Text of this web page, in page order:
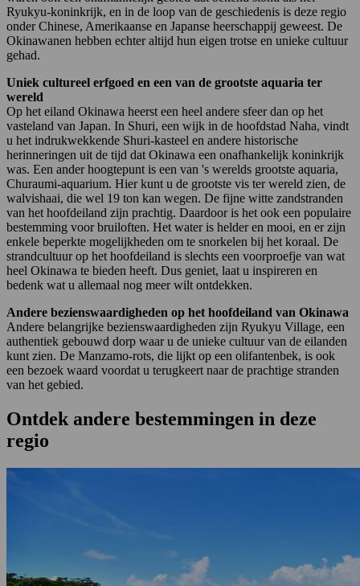
Ryukyu-koninkrijk, en in de loop van de geschiedenis is deze regio
onder Chinese, Amerikaanse en Japanse heerschappij geweest. De
Okinawanen hebben echter altijd hun eigen trotse en unieke cultuur
gehad.
Uniek cultureel erfgoed en een van de grootste aquaria ter
wereld
Op het eiland Okinawa heerst een heel andere sfeer dan op het
vasteland van Japan. In Shuri, een wijk in de hoofdstad Naha, vindt
u het indrukwekkende Shuri-kasteel en andere historische
herinneringen uit de tijd dat Okinawa een onafhankelijk koninkrijk
was. Een ander hoogtepunt is een van 's werelds grootste aquaria,
Churaumi-aquarium. Hier kunt u de grootste vis ter wereld zien, de
walvishaai, die wel 19 ton kan wegen. De fijne witte zandstranden
van het hoofdeiland zijn prachtig. Daardoor is het ook een populaire
bestemming voor bruiloften. Het water is helder en mooi, en er zijn
enkele beperkte mogelijkheden om te snorkelen bij het koraal. De
strandcultuur op het hoofdeiland is slechts een voorproefje van wat
heel Okinawa te bieden heeft. Dus geniet, laat u inspireren en
bedenk wat u allemaal nog meer wilt ontdekken.
Andere bezienswaardigheden op het hoofdeiland van Okinawa
Andere belangrijke bezienswaardigheden zijn Ryukyu Village, een
authentiek gebouwd dorp waar u de unieke cultuur van de eilanden
kunt zien. De Manzamo-rots, die lijkt op een olifantenbek, is ook
een bezoek waard voordat u terugkeert naar de prachtige stranden
van het gebied.
Ontdek andere bestemmingen in deze
regio